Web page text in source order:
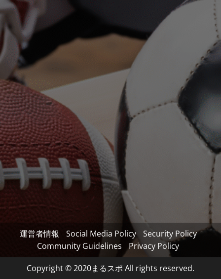
運営者情報 Social Media Policy
Security Policy
Community Guidelines
Privacy Policy
Copyright © 2020まるスポ All rights reserved.